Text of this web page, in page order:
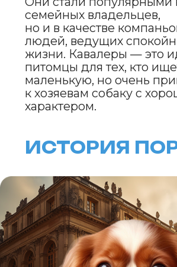
Кавалер Кинг Чарльз Спаниель
имеет долгую и интересную
историю, начиная с XVI века, когда
они стали популярными среди
европейской знати, особенно
в Великобритании. Порода
получила свое название в честь
короля Карла II, который был
великим поклонником этих собак.
Именно благодаря ему кавалеры
стали известны как любимые
аристократии.
собаки и спутники, но со временем
порода стала известна не только
своей красотой, но и дружелюбным,
ласковым характером. В XX веке
кавалер Кинг Чарльз Спаниель
был признан отдельной породой,
отличающейся от своих предков,
также включали более
крупные и длинношерстные
разновидности спаниелей.